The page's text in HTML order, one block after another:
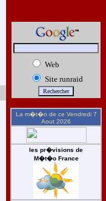
Web
Site runraid
La m�t�o de ce Vendredi 7
Aout 2026
les pr�visions de
M�t�o France